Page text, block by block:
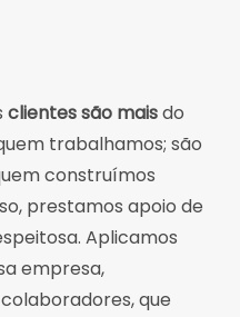
clientes são maisdo
trabalhamos; são
construímos
prestamos apoio de
Aplicamos
empresa,
que